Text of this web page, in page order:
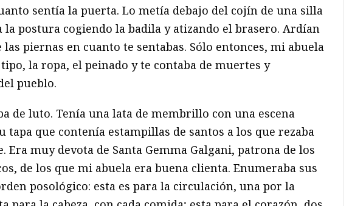
sentía la puerta. Lo metía debajo del cojín de una silla
la postura cogiendo la badila y atizando el brasero. Ardían
las piernas en cuanto te sentabas. Sólo entonces, mi abuela
la ropa, el peinado y te contaba de muertes y
pueblo.
de luto. Tenía una lata de membrillo con una escena
tapa que contenía estampillas de santos a los que rezaba
Era muy devota de Santa Gemma Galgani, patrona de los
de los que mi abuela era buena clienta. Enumeraba sus
posológico: esta es para la circulación, una por la